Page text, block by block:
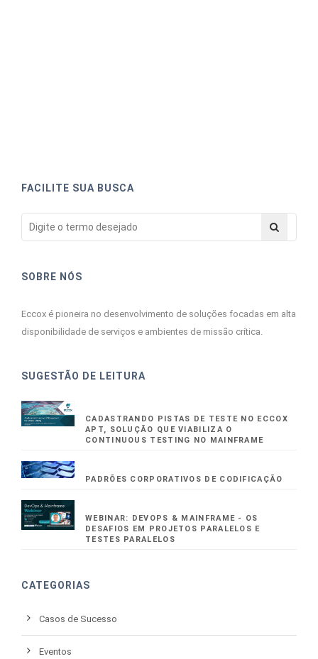
FACILITE SUA BUSCA
SOBRE NÓS
Eccox é pioneira no desenvolvimento de soluções focadas em alta
disponibilidade de serviços e ambientes de missão crítica.
SUGESTÃO DE LEITURA
CADASTRANDO PISTAS DE TESTE NO ECCOX
APT, SOLUÇÃO QUE VIABILIZA O
CONTINUOUS TESTING NO MAINFRAME
PADRÕES CORPORATIVOS DE CODIFICAÇÃO
WEBINAR: DEVOPS & MAINFRAME - OS
DESAFIOS EM PROJETOS PARALELOS E
TESTES PARALELOS
CATEGORIAS
Casos de Sucesso
Eventos